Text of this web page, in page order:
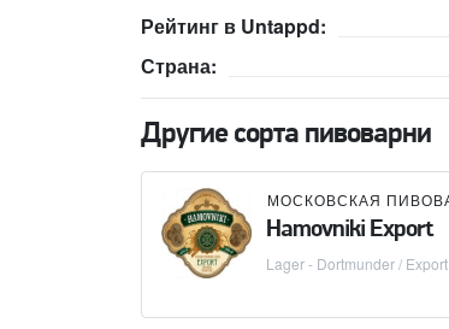
Рейтинг в Untappd:
Страна:
Другие сорта пивоварни
Hamovniki Export
Lager - Dortmunder / Export